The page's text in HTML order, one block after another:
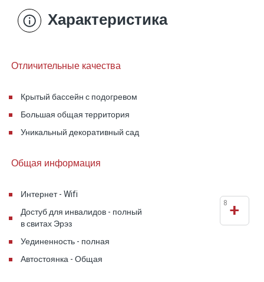
для инвалидов), оформленные в легкой
палитре и в непринужденном стиле. В каждом
современный телевизионный экран, большая
гостиная. Между люксами проложены тропы
для восхитительной прогулки в природном
парке.
Характеристика
Отличительные качества
Крытый бассейн с подогревом
Большая общая территория
Уникальный декоративный сад
Общая информация
Интернет - Wifi
Достуб для инвалидов - полный
в свитах Эрэз
Уединенность - полная
Автостоянка - Общая
+
8